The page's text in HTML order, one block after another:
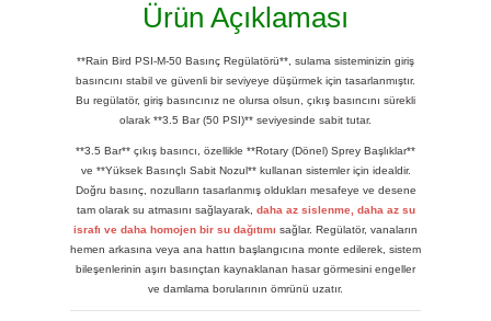
Ürün Açıklaması
**Rain Bird PSI-M-50 Basınç Regülatörü**, sulama sisteminizin giriş
basıncını stabil ve güvenli bir seviyeye düşürmek için tasarlanmıştır.
Bu regülatör, giriş basıncınız ne olursa olsun, çıkış basıncını sürekli
olarak **3.5 Bar (50 PSI)** seviyesinde sabit tutar.
**3.5 Bar** çıkış basıncı, özellikle **Rotary (Dönel) Sprey Başlıklar**
ve **Yüksek Basınçlı Sabit Nozul** kullanan sistemler için idealdir.
Doğru basınç, nozulların tasarlanmış oldukları mesafeye ve desene
tam olarak su atmasını sağlayarak, daha az sislenme, daha az su
israfı ve daha homojen bir su dağıtımı sağlar. Regülatör, vanaların
hemen arkasına veya ana hattın başlangıcına monte edilerek, sistem
bileşenlerinin aşırı basınçtan kaynaklanan hasar görmesini engeller
ve damlama borularının ömrünü uzatır.